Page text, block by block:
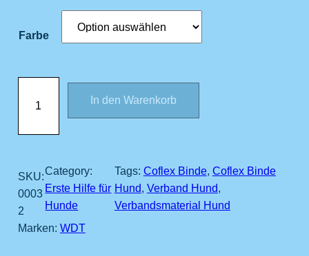
Farbe
l
x
V
e
r
In den Warenkorb
SKU:
0003
2
Category:
Erste Hilfe für
Hunde
Tags: Coflex Binde, Coflex Binde
Hund, Verband Hund
Verbandsmaterial Hund
Marken: WDT